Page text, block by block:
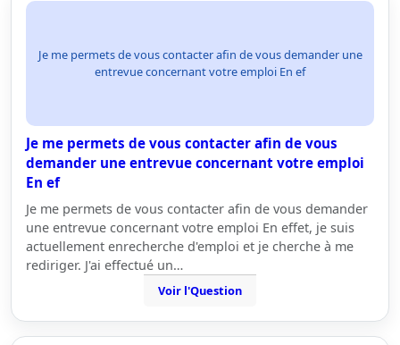
Je me permets de vous contacter afin de vous demander une
entrevue concernant votre emploi En ef
Je me permets de vous contacter afin de vous
demander une entrevue concernant votre emploi
En ef
Je me permets de vous contacter afin de vous demander
une entrevue concernant votre emploi En effet, je suis
actuellement enrecherche d'emploi et je cherche à me
rediriger. J'ai effectué un…
Voir l'Question